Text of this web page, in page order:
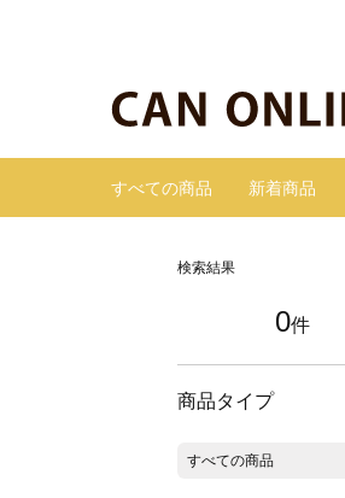
すべての商品 新着商品
検索結果
0件
商品タイプ
すべての商品